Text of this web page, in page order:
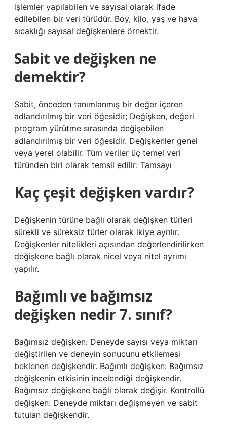
işlemler yapılabilen ve sayısal olarak ifade
edilebilen bir veri türüdür. Boy, kilo, yaş ve hava
sıcaklığı sayısal değişkenlere örnektir.
Sabit ve değişken ne
demektir?
Sabit, önceden tanımlanmış bir değer içeren
adlandırılmış bir veri öğesidir; Değişken, değeri
program yürütme sırasında değişebilen
adlandırılmış bir veri öğesidir. Değişkenler genel
veya yerel olabilir. Tüm veriler üç temel veri
türünden biri olarak temsil edilir: Tamsayı
Kaç çeşit değişken vardır?
Değişkenin türüne bağlı olarak değişken türleri
sürekli ve süreksiz türler olarak ikiye ayrılır.
Değişkenler nitelikleri açısından değerlendirilirken
değişkene bağlı olarak nicel veya nitel ayrımı
yapılır.
Bağımlı ve bağımsız
değişken nedir 7. sınıf?
Bağımsız değişken: Deneyde sayısı veya miktarı
değiştirilen ve deneyin sonucunu etkilemesi
beklenen değişkendir. Bağımlı değişken: Bağımsız
değişkenin etkisinin incelendiği değişkendir.
Bağımsız değişkene bağlı olarak değişir. Kontrollü
değişken: Deneyde miktarı değişmeyen ve sabit
tutulan değişkendir.